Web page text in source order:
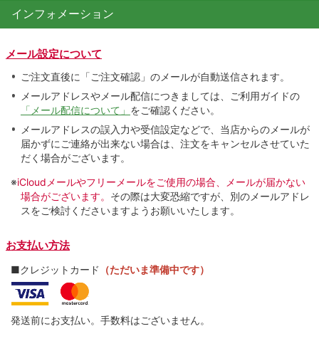
インフォメーション
メール設定について
ご注文直後に「ご注文確認」のメールが自動送信されます。
メールアドレスやメール配信につきましては、ご利用ガイドの
「メール配信について」 をご確認ください。
メールアドレスの誤入力や受信設定などで、当店からのメールが
届かずにご連絡が出来ない場合は、注文をキャンセルさせていた
だく場合がございます。
※iCloudメールやフリーメールをご使用の場合、メールが届かない
場合がございます。 その際は大変恐縮ですが、別のメールアドレ
スをご検討くださいますようお願いいたします。
お支払い方法
■クレジットカード （ただいま準備中です）
発送前にお支払い。手数料はございません。